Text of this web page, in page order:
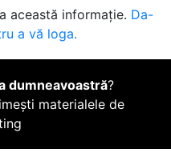
această informație. Da-
a vă loga.
dumneavoastră?
materialele de